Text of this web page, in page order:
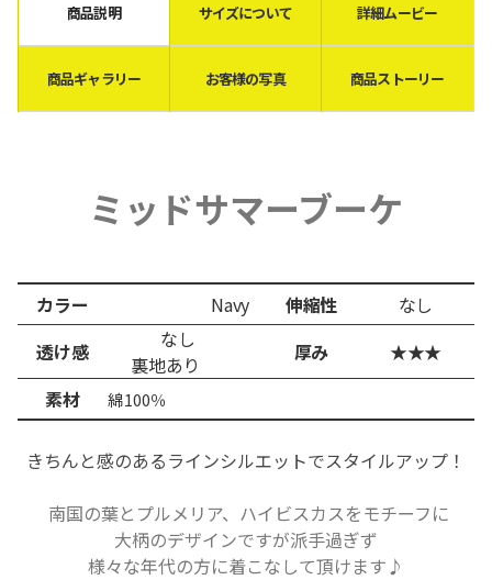
商品説明 サイズについて 詳細ムービー
商品ギャラリー お客様の写真 商品ストーリー
ミッドサマーブーケ
カラー Navy 伸縮性
なし
透け感
なし
裏地あり
厚み
★★★
素材
綿100％
きちんと感のあるラインシルエットでスタイルアップ！
南国の葉とプルメリア、ハイビスカスをモチーフに
大柄のデザインですが派手過ぎず
様々な年代の方に着こなして頂けます♪